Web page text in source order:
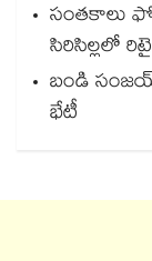
సంతకాలు
సిరిసిల్లలో
బండి
భేటీ